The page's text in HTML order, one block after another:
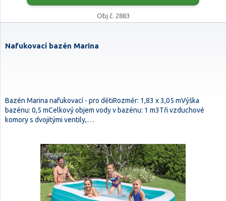
Obj.č. 2883
Nafukovací bazén Marina
Bazén Marina nafukovací - pro dětiRozměr: 1,83 x 3,05 mVýška
bazénu: 0,5 mCelkový objem vody v bazénu: 1 m3Tři vzduchové
komory s dvojitými ventily,…